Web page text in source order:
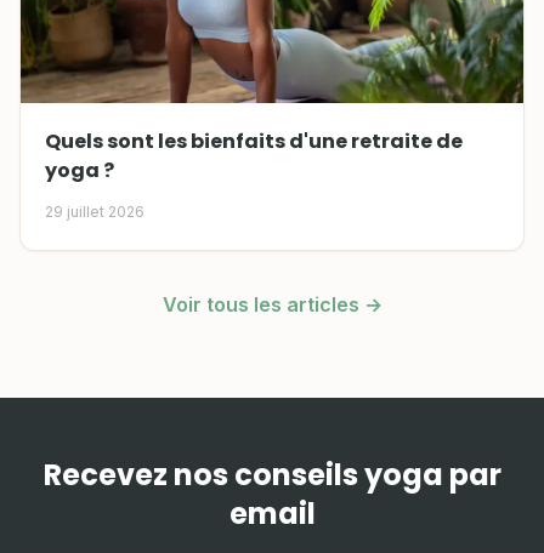
Quels sont les bienfaits d'une retraite de
yoga ?
29 juillet 2026
Voir tous les articles →
Recevez nos conseils yoga par
email